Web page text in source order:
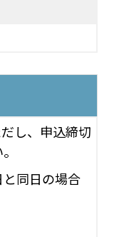
し、申込締切
同日の場合